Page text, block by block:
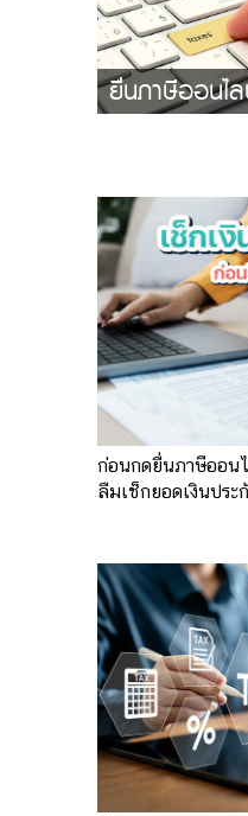
ยื่นภาษีออนไ
ก่อนกดยื่นภาษีออน
ลืมเช็กยอดเงินประ